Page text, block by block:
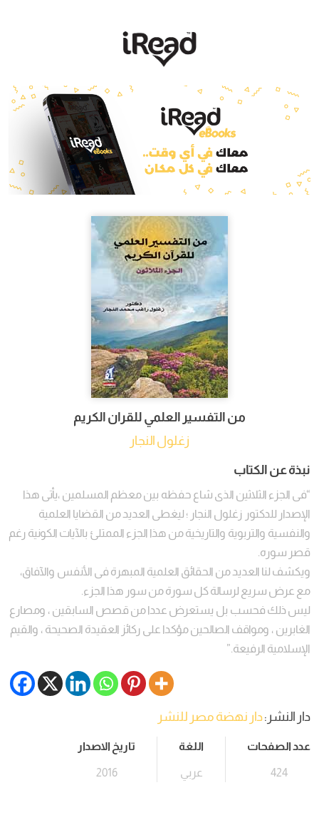
من التفسير العلمي للقران الكريم
زغلول النجار
نبذة عن الكتاب
“فى الجزء الثلاثين الذى شاع حفظه بين معظم المسلمين ،يأتى هذا
الإصدار للدكتور زغلول النجار ؛ ليغطى العديد من القضايا العلمية
والنفسية والتربوية والتاريخية من هذا الجزء الممتلئ بالآيات الكونية رغم
قصر سوره.
ويكشف لنا العديد من الحقائق العلمية المبهرة فى الأنفس والآفاق،
مع عرض سريع لرسالة كل سورة من سور هذا الجزء.
ليس ذلك فحسب بل يستعرض عددا من قصص السابقين ، ومصارع
الغابرين ، ومواقف الصالحين مؤكدا على ركائز العقيدة الصحيحة ، والقيم
الإسلامية الرفيعة.”
دار النشر:دار نهضة مصر للنشر
عدد الصفحات
424
اللغة
عربي
تاريخ الاصدار
2016